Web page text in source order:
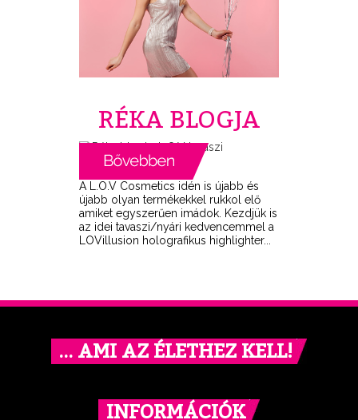
RÉKA BLOGJA
A L.O.V Cosmetics idén is újabb és
újabb olyan termékekkel rukkol elő
amiket egyszerűen imádok. Kezdjük is
az idei tavaszi/nyári kedvencemmel a
LOVillusion holografikus highlighter...
… AMI AZ ÉLETHEZ KELL!
INFORMÁCIÓK